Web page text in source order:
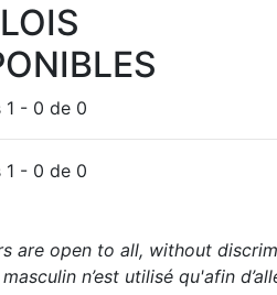
1 - 0 de 0
1 - 0 de 0
are open to all, without
n’est utilisé qu'afin